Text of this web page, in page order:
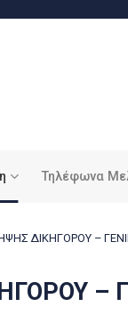
Τηλέφωνα
ΔΙΚΗΓΟΡΟΥ –
–